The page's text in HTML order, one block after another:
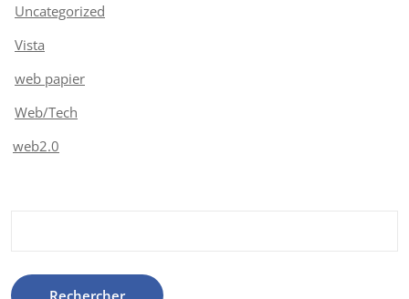
Uncategorized
Vista
web papier
Web/Tech
web2.0